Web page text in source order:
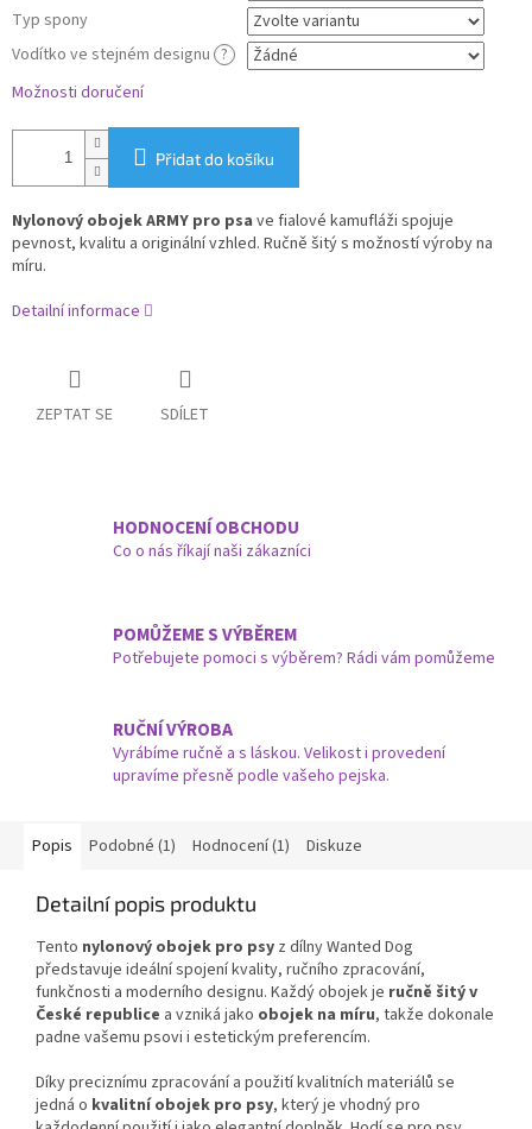
Typ spony
Vodítko ve stejném designu ?
Možnosti doručení
Přidat do košíku
Nylonový obojek ARMY pro psa ve fialové kamufláži spojuje
pevnost, kvalitu a originální vzhled. Ručně šitý s možností výroby na
míru.
Detailní informace
ZEPTAT SE SDÍLET
HODNOCENÍ OBCHODU
Co o nás říkají naši zákazníci
POMŮŽEME S VÝBĚREM
Potřebujete pomoci s výběrem? Rádi vám pomůžeme
RUČNÍ VÝROBA
Vyrábíme ručně a s láskou. Velikost i provedení
upravíme přesně podle vašeho pejska.
Popis Podobné (1) Hodnocení (1) Diskuze
Detailní popis produktu
Tento nylonový obojek pro psy z dílny Wanted Dog
představuje ideální spojení kvality, ručního zpracování,
funkčnosti a moderního designu. Každý obojek je ručně šitý v
České republice a vzniká jako obojek na míru, takže dokonale
padne vašemu psovi i estetickým preferencím.
Díky preciznímu zpracování a použití kvalitních materiálů se
jedná o kvalitní obojek pro psy, který je vhodný pro